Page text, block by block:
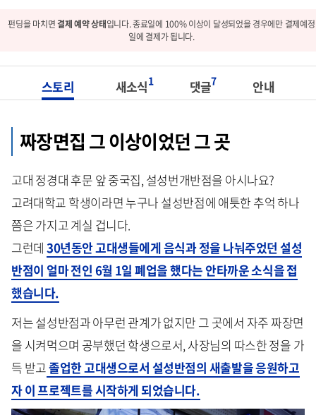
펀딩을 마치면결제 예약 상태입니다. 종료일에 100% 이상이 달성되었을 경우에만 결제예정
일에 결제가 됩니다.
스토리 새소식1 댓글7 안내
짜장면집 그 이상이었던 그 곳
고대 정경대 후문 앞 중국집, 설성번개반점을 아시나요?
고려대학교 학생이라면 누구나 설성반점에 애틋한 추억 하나
쯤은 가지고 계실 겁니다.
그런데 30년동안 고대생들에게 음식과 정을 나눠주었던 설성
반점이 얼마 전인 6월 1일 폐업을 했다는 안타까운 소식을 접
했습니다.
저는 설성반점과 아무런 관계가 없지만 그 곳에서 자주 짜장면
을 시켜먹으며 공부했던 학생으로서, 사장님의 따스한 정을 가
득 받고졸업한 고대생으로서 설성반점의 새출발을 응원하고
자 이 프로젝트를 시작하게 되었습니다.